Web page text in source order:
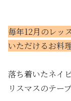
毎年12月のレッ
いただけるお料
落ち着いたネイ
リスマスのテー